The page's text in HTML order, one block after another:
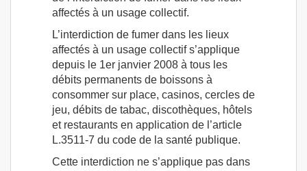
affectés à un usage collectif.
L’interdiction de fumer dans les lieux
affectés à un usage collectif s’applique
depuis le 1er janvier 2008 à tous les
débits permanents de boissons à
consommer sur place, casinos, cercles de
jeu, débits de tabac, discothèques, hôtels
et restaurants en application de l’article
L.3511-7 du code de la santé publique.
Cette interdiction ne s’applique pas dans